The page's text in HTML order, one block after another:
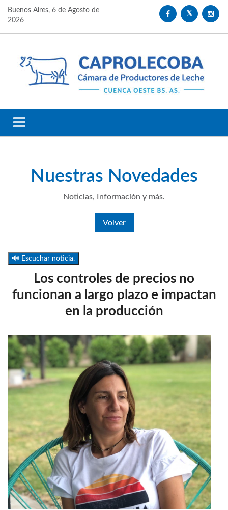
Buenos Aires, 6 de Agosto de
2026
Nuestras Novedades
Noticias, Información y más.
Volver
🔊 Escuchar noticia.
Los controles de precios no
funcionan a largo plazo e impactan
en la producción